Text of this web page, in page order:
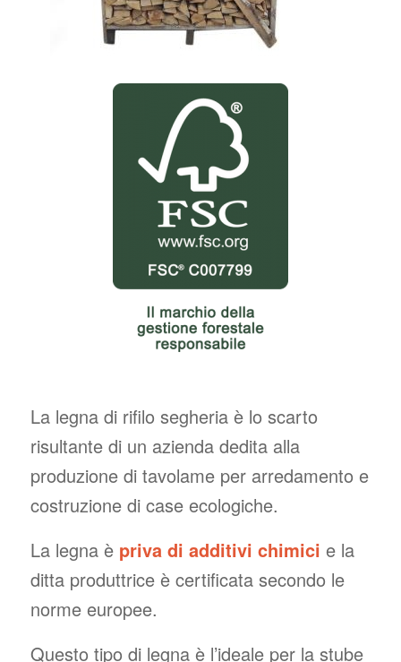
La legna di rifilo segheria è lo scarto
risultante di un azienda dedita alla
produzione di tavolame per arredamento e
costruzione di case ecologiche.
La legna è priva di additivi chimici e la
ditta produttrice è certificata secondo le
norme europee.
Questo tipo di legna è l’ideale per la stube